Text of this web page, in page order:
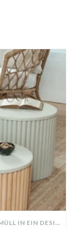
DIY UPCYLING IDEE: WIE MAN SPERRMÜLL IN EIN DESIGNER TEIL VERWANDELT